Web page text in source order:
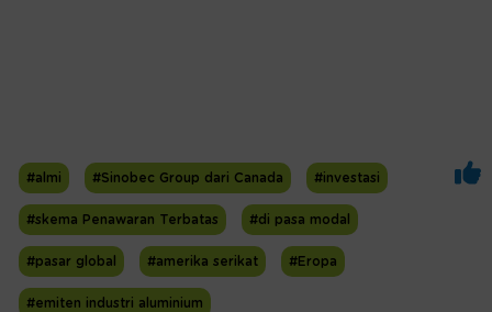
#almi #Sinobec Group dari Canada #investasi
#skema Penawaran Terbatas #di pasa modal
#pasar global #amerika serikat #Eropa
#emiten industri aluminium